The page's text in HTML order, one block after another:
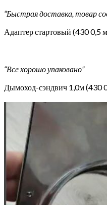
“Быстрая доставка, товар
Адаптер стартовый (430
“Все хорошо упаковано”
Дымоход-сэндвич 1,0м